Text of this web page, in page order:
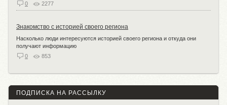
0
2277
Знакомство с историей своего региона
Насколько люди интересуются историей своего региона и откуда они
получают информацию
0
853
ПОДПИСКА НА РАССЫЛКУ